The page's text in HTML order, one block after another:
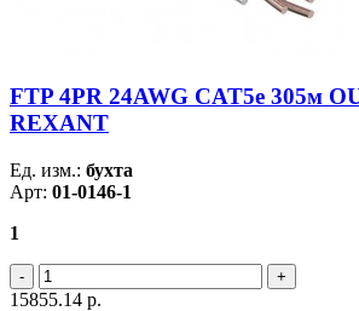
FTP 4PR 24AWG CAT5e 305м
REXANT
Ед. изм.: бухта
Арт: 01-0146-1
1
15855.14 р.